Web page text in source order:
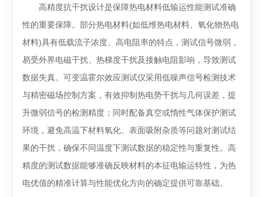
高精度抗干扰设计是保障热电材料低输运性能测试准确
性的重要保障。部分热电材料(如低维热电材料、氧化物热电
材料)具有低载流子浓度、高电阻率的特点，测试信号微弱，
易受外界电磁干扰、热梯度干扰及接触电阻影响，导致测试
数据失真。可变温霍尔效应测试仪采用低噪声信号检测技术
与精密磁场控制方案，有效抑制热电势干扰与几何误差，提
升微弱信号的检测精度；同时配备真空或惰性气体保护测试
环境，避免高温下材料氧化、表面吸附杂质等问题对测试结
果的干扰，确保不同温度下测试数据的稳定性与重复性。高
精度的测试数据能够准确反映材料的本征电输运特性，为热
电优值的精准计算与性能优化方向的确定提供可靠基础。